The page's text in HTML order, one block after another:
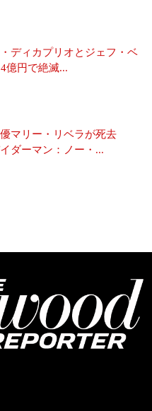
ディカプリオとジェフ・ベ
億円で絶滅...
優マリー・リベラが死去
ダーマン：ノー・...